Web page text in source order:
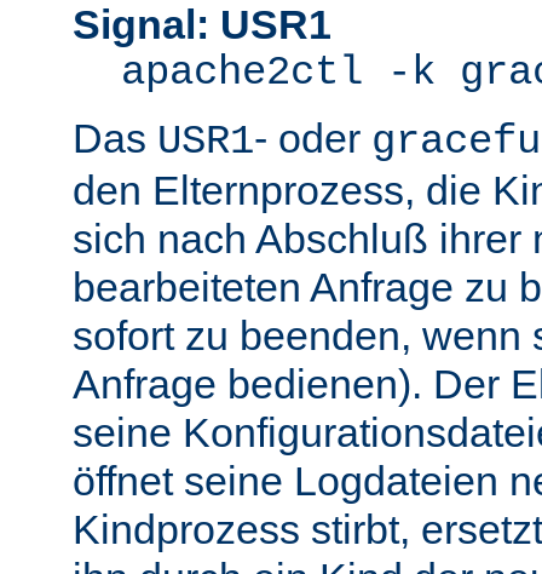
Signal: USR1
apache2ctl -k
Das USR1- oder
den Elternprozess, die
sich nach Abschluß ihrer
bearbeiteten Anfrage zu
sofort zu beenden, wenn
Anfrage bedienen). Der
seine
öffnet seine Logdateien
Kindprozess stirbt,